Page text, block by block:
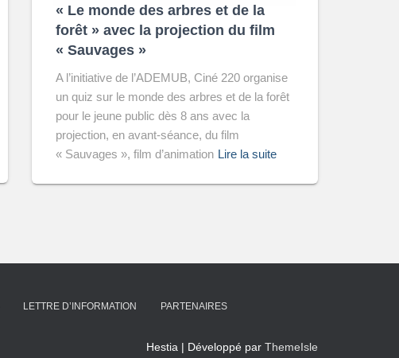
« Le monde des arbres et de la
forêt » avec la projection du film
« Sauvages »
A l’initiative de l’ADEMUB, Ciné 220 organise
un quiz sur le monde des arbres et de la forêt
pour le jeune public dès 8 ans avec la
projection, en avant-séance, du film
« Sauvages », film d’animation Lire la suite
LETTRE D’INFORMATION PARTENAIRES
Hestia | Développé par ThemeIsle